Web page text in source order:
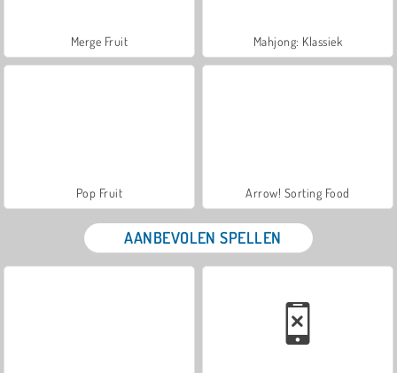
Merge Fruit Mahjong: Klassiek
Pop Fruit Arrow! Sorting Food
AANBEVOLEN SPELLEN